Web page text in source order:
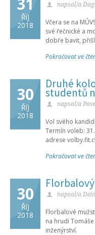
ŘíJ
2018
napsal/a
Včera se na
své řečnické a
dobře bavit,
Pokračovat ve
30
ŘíJ
2018
Druhé
studentů
napsal/a
Vol svého
Termín voleb:
adrese
Pokračovat ve
30
ŘíJ
2018
Florbalový
napsal/a
Florbalové
na hrudi
inženýrství.